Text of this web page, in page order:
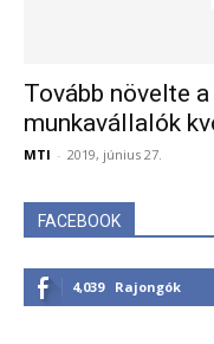
Tovább növelte
munkavállalók
MTI - 2019, június 27.
FACEBOOK
4,039 Rajongók